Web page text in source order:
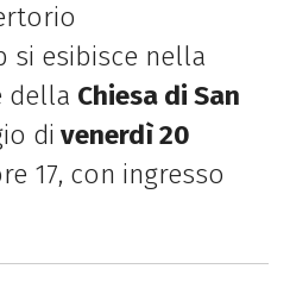
si esibisce nella
della Chiesa di San
di venerdì 20
17, con ingresso